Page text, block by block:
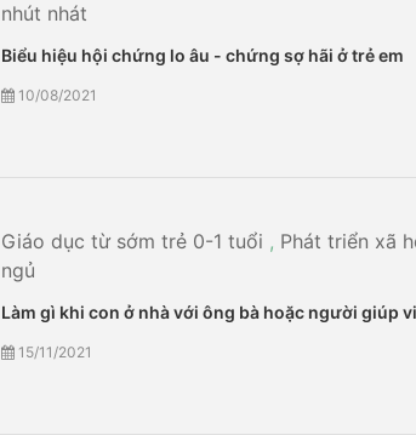
nhút nhát
Biểu hiệu hội chứng lo âu - chứng sợ hãi ở trẻ em
10/08/2021
Giáo dục từ sớm trẻ 0-1 tuổi , Phát triển xã
ngủ
Làm gì khi con ở nhà với ông bà hoặc người giúp
15/11/2021